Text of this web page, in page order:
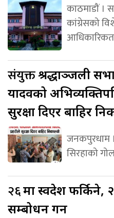
काठमाडौं ।
कांग्रेसको
संयुक्तश्रद्धाञ्जली
यादवको
सुरक्षा दिएर बाहिर
जनकपुरधाम
सिरहाको
२६मा स्वदेश फर्किने,
सम्बोधन गर्ने